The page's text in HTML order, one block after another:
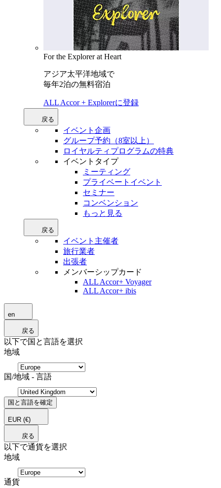
For the Explorer at Heart
アジア太平洋地域で
毎年2泊の無料宿泊
ALL Accor + Explorerに登録
戻る
イベント企画
グループ予約（8室以上）
ロイヤルティプログラムの特典
イベントタイプ
ミーティング
プライベートイベント
セミナー
コンベンション
もっと見る
戻る
イベント主催者
旅行業者
出張者
メンバーシップカード
ALL Accor+ Voyager
ALL Accor+ ibis
en
戻る
以下で国と言語を選択
地域
国/地域 - 言語
国と言語を確定
EUR (€)
戻る
以下で通貨を選択
地域
通貨